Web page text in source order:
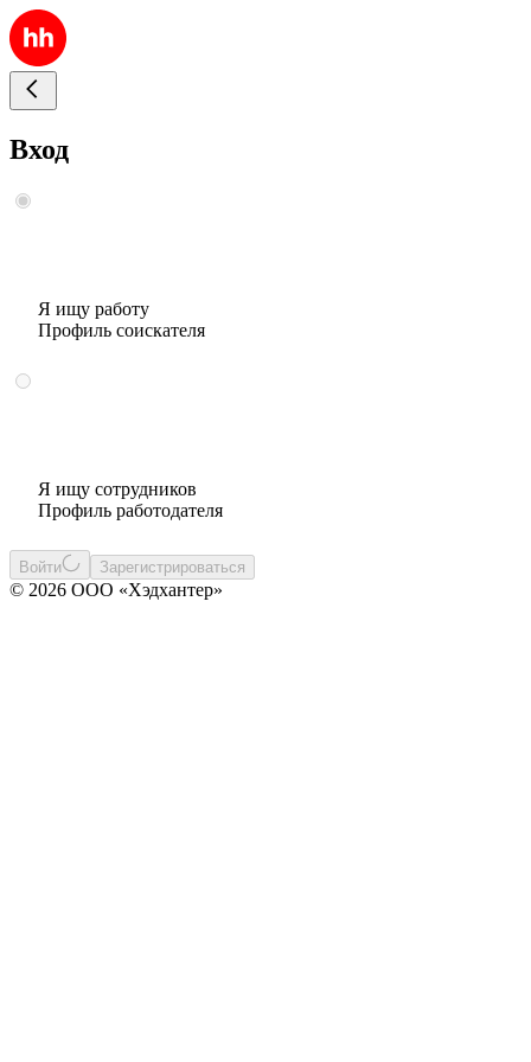
Вход
Я ищу работу
Профиль соискателя
Я ищу сотрудников
Профиль работодателя
Войти Зарегистрироваться
© 2026 ООО «Хэдхантер»